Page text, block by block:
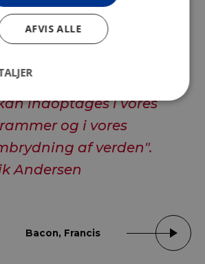
er et stående tilbud
om, at alt hvad der
skyggen og kanten af,
indoptages i vores
og i vores
af verden".
Andersen
Bacon, Francis
AFVIS ALLE